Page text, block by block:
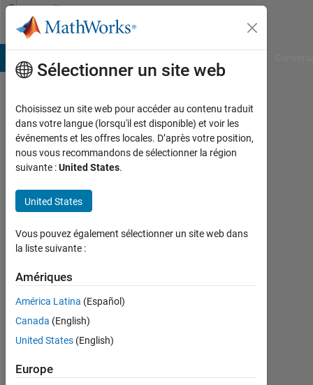
Passer au contenu
Community
Profile
Xunkai
Hu
Actif
2022
0
Following:
0
Follow
Sélectionner un site web
Choisissez un site web pour accéder au contenu traduit
dans votre langue (lorsqu'il est disponible) et voir les
événements et les offres locales. D’après votre position,
nous vous recommandons de sélectionner la région
suivante :United States.
United States
Vous pouvez également sélectionner un site web dans
la liste suivante :
Amériques
América Latina (Español)
Canada (English)
United States (English)
Europe